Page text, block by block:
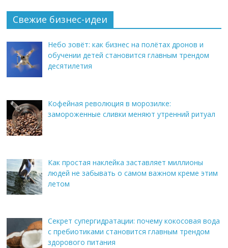
Свежие бизнес-идеи
Небо зовёт: как бизнес на полётах дронов и
обучении детей становится главным трендом
десятилетия
Кофейная революция в морозилке:
замороженные сливки меняют утренний ритуал
Как простая наклейка заставляет миллионы
людей не забывать о самом важном креме этим
летом
Секрет супергидратации: почему кокосовая вода
с пребиотиками становится главным трендом
здорового питания